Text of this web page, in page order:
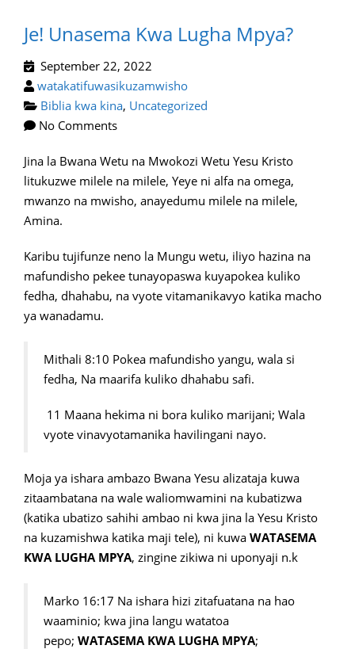
Je! Unasema Kwa Lugha Mpya?
September 22, 2022
watakatifuwasikuzamwisho
Biblia kwa kina, Uncategorized
No Comments
Jina la Bwana Wetu na Mwokozi Wetu Yesu Kristo
litukuzwe milele na milele, Yeye ni alfa na omega,
mwanzo na mwisho, anayedumu milele na milele,
Amina.
Karibu tujifunze neno la Mungu wetu, iliyo hazina na
mafundisho pekee tunayopaswa kuyapokea kuliko
fedha, dhahabu, na vyote vitamanikavyo katika macho
ya wanadamu.
Mithali 8:10 Pokea mafundisho yangu, wala si
fedha, Na maarifa kuliko dhahabu safi.
11 Maana hekima ni bora kuliko marijani; Wala
vyote vinavyotamanika havilingani nayo.
Moja ya ishara ambazo Bwana Yesu alizataja kuwa
zitaambatana na wale waliomwamini na kubatizwa
(katika ubatizo sahihi ambao ni kwa jina la Yesu Kristo
na kuzamishwa katika maji tele), ni kuwa WATASEMA
KWA LUGHA MPYA, zingine zikiwa ni uponyaji n.k
Marko 16:17 Na ishara hizi zitafuatana na hao
waaminio; kwa jina langu watatoa
pepo; WATASEMA KWA LUGHA MPYA;